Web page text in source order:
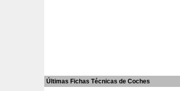
Últimas Fichas Técnicas de Coches